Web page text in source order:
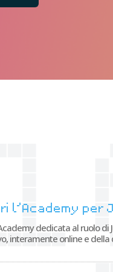
l’Academy per
dedicata al ruolo di
interamente online e della